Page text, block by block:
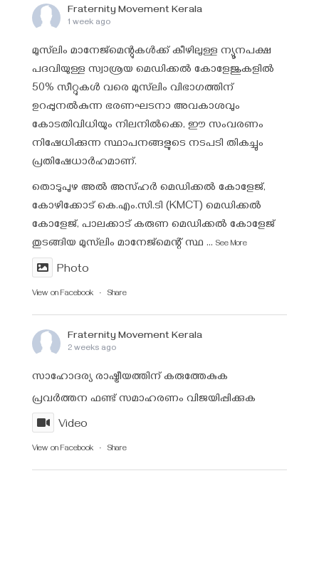
Fraternity Movement Kerala
1 week ago
മുസ്‌ലിം മാനേജ്‌മെന്റുകൾക്ക് കീഴിലുള്ള ന്യൂനപക്ഷ
പദവിയുള്ള സ്വാശ്രയ മെഡിക്കൽ കോളേജുകളിൽ
50% സീറ്റുകൾ വരെ മുസ്‌ലിം വിഭാഗത്തിന്
ഉറപ്പുനൽകുന്ന ഭരണഘടനാ അവകാശവും
കോടതിവിധിയും നിലനിൽക്കെ, ഈ സംവരണം
നിഷേധിക്കുന്ന സ്ഥാപനങ്ങളുടെ നടപടി തികച്ചും
പ്രതിഷേധാർഹമാണ്.
തൊടുപുഴ അൽ അസ്ഹർ മെഡിക്കൽ കോളേജ്,
കോഴിക്കോട് കെ.എം.സി.ടി (KMCT) മെഡിക്കൽ
കോളേജ്, പാലക്കാട് കരുണ മെഡിക്കൽ കോളേജ്
തുടങ്ങിയ മുസ്‌ലിം മാനേജ്‌മെന്റ് സ്ഥ ... See More
Photo
View on Facebook · Share
Fraternity Movement Kerala
2 weeks ago
സാഹോദര്യ രാഷ്ട്രീയത്തിന് കരുത്തേകുക
പ്രവർത്തന ഫണ്ട്‌ സമാഹരണം വിജയിപ്പിക്കുക
Video
View on Facebook · Share